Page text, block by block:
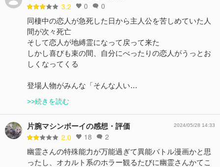
3.2 0 0
同棲中の恋人が急死した日から主人公を苦しめていた人
間が次々死亡
そして恋人が地縛霊になって戻って来た
しかし喜びも束の間、自分にべったりの恋人がうっとお
しくなってくる
登場人物がみんな「そんな人い…
>>続きを読む
片腕マシンボーイの感想・評価
2.0 18 2
2024/05/28 14:33
幽霊さんの特殊能力が万能過ぎて異能バトル漫画かと思
ったし、オカルト系のホラー観るたびに幽霊さんかてこ